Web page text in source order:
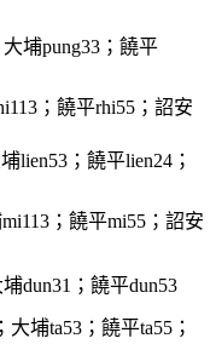
埔pung33；饒平
；饒平rhi55；詔安
lien53；饒平lien24；
；饒平mi55；詔安
dun31；饒平dun53
大埔ta53；饒平ta55；